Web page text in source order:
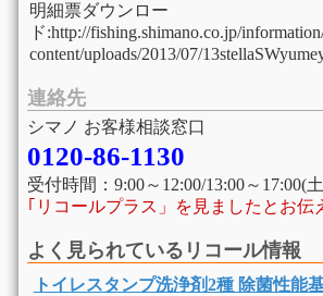
明細票ダウンロー
ド:http://fishing.shimano.co.jp/
content/uploads/2013/07/
連絡先
シマノ お客様相談窓口
0120-86-1130
受付時間：9:00～12:00/13:00～17:00(
｢リコールプラス」を見ましたとお伝
よく見られているリコール情報
トイレスタンプ洗浄剤2種 除菌性能